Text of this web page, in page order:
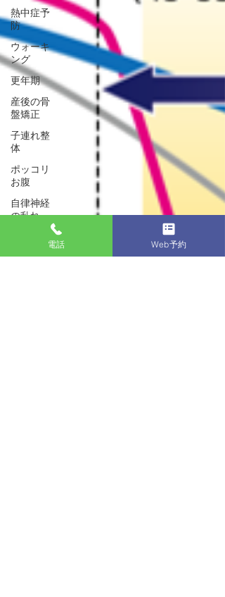
熱中症予
防
ウォーキ
ング
更年期
産後の骨
盤矯正
子連れ整
体
ポッコリ
お腹
自律神経
の乱れ
背骨を整
電話 Web予約